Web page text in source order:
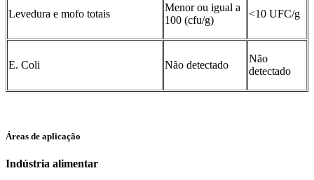
Levedura e mofo totais
Menor ou igual a
100 (cfu/g)
<10 UFC/g
E. Coli Não detectado
Não
detectado
Áreas de aplicação
Indústria alimentar